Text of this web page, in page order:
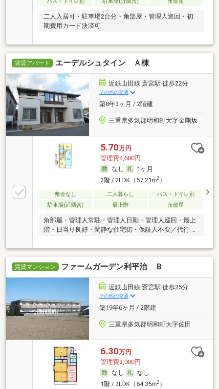
バス・トイレ別 駐車場(近隣含) 角部屋
二人入居可・駐車場2台分・角部屋・管理人巡回・初
期費用カード決済可
賃貸アパート エーデルシュタイン Ａ棟
近鉄山田線 斎宮駅 徒歩22分
その他の交通
築8年3ヶ月 / 2階建
三重県多気郡明和町大字金剛坂
5.70万円
管理費4,600円
なし
1ヶ月
2階 / 2LDK（57.21m2）
敷金なし 二人暮らし
バス・トイレ別
駐車場(近隣含)
最上階 角部屋
角部屋・管理人常駐・管理人日勤・管理人巡回・最上
階・日当り良好・閑静な住宅街・保証人不要／代行 ・
家賃カード決済可
賃貸マンション ファームガーデン利平治 Ｂ
近鉄山田線 斎宮駅 徒歩25分
その他の交通
築19年6ヶ月 / 2階建
三重県多気郡明和町大字佐田
6.30万円
管理費3,000円
なし
なし
1階 / 3LDK（64.35m2）